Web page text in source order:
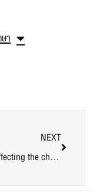
า
NEXT
Factors affecting the choice of ready-made accounting software for accounting operations of medium and small-sized enterprises in the upper central region